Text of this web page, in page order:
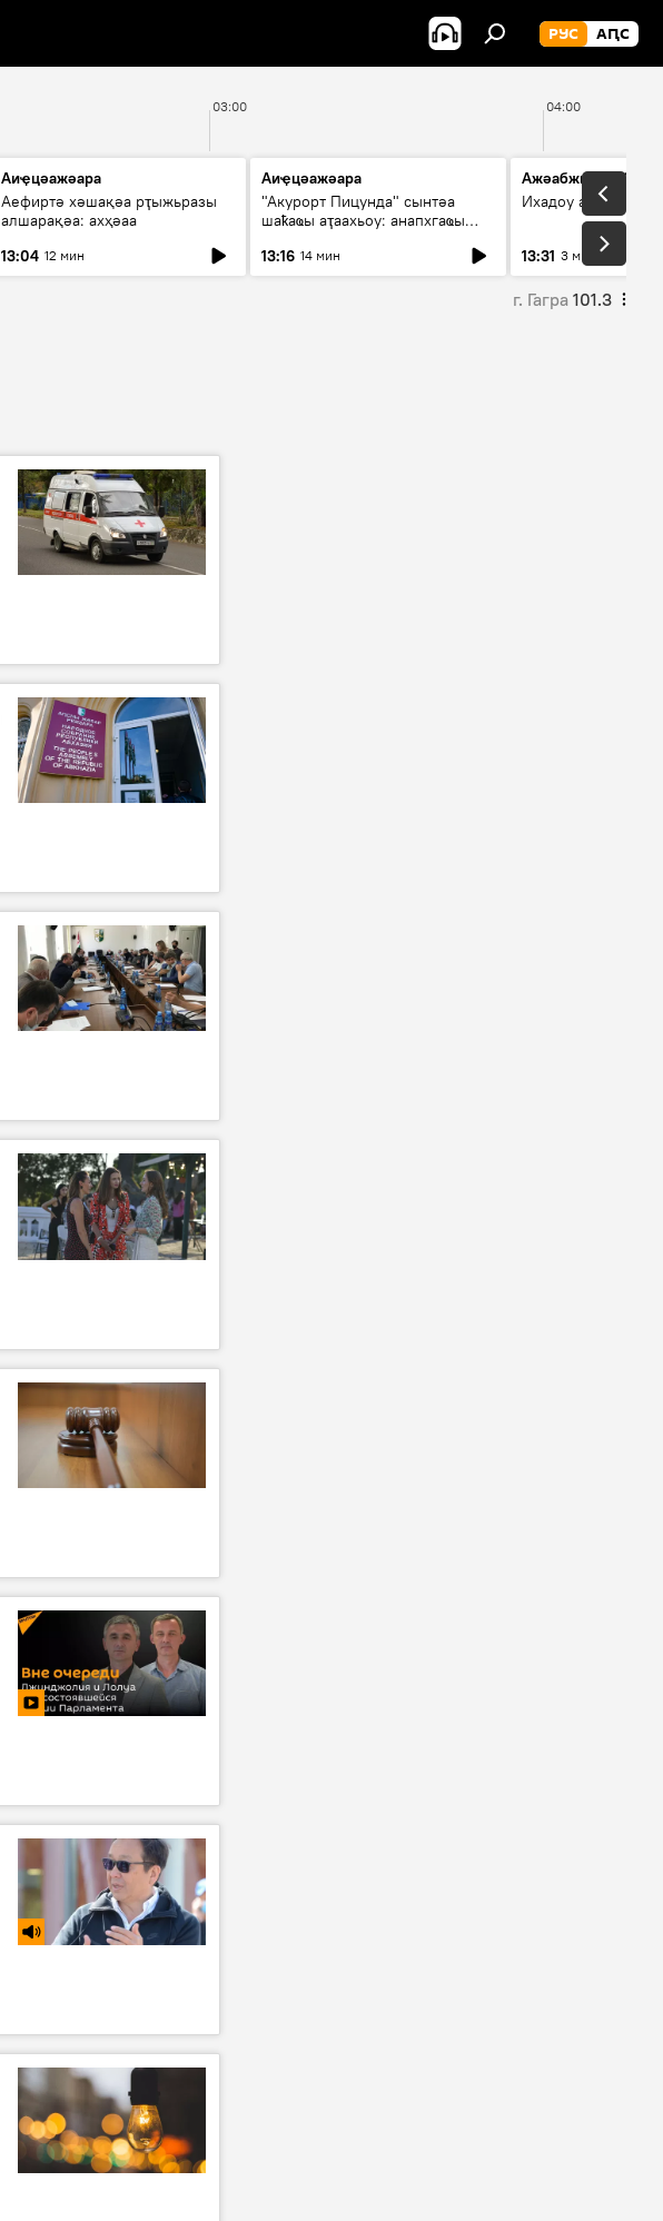
РУС АԤС
03:00 04:00
Аиҿцәажәара
Аефиртә хәшақәа рҭыжьразы
алшарақәа: ахҳәаа
13:04 12 мин
Аиҿцәажәара
"Акурорт Пицунда" сынтәа
шаҟаҩы аҭаахьоу: анапхгаҩы
13:16 14 мин
Ажәабжьқәа 13:30
Ихадоу атемақәа
13:31 3 мин
г. Гагра 101.3